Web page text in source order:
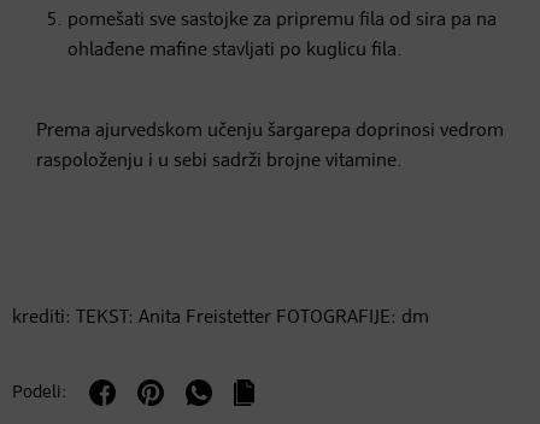
pomešati sve sastojke za pripremu fila od sira pa na
ohlađene mafine stavljati po kuglicu fila.
Prema ajurvedskom učenju šargarepa doprinosi vedrom
raspoloženju i u sebi sadrži brojne vitamine.
krediti: TEKST: Anita Freistetter FOTOGRAFIJE: dm
Podeli: